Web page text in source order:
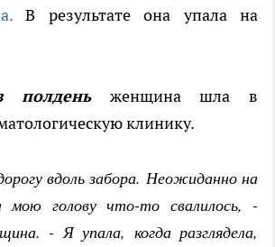
В результате она упала на
полденьженщина шла в
клинику.
вдоль забора. Неожиданно на
мою голову что-то свалилось, -
- Я упала, когда разглядела,